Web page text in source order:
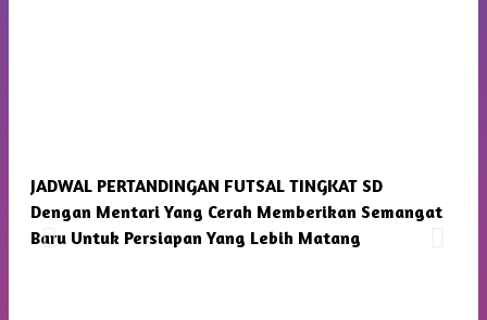
JADWAL PERTANDINGAN FUTSAL TINGKAT SD
Dengan Mentari Yang Cerah Memberikan Semangat
Baru Untuk Persiapan Yang Lebih Matang